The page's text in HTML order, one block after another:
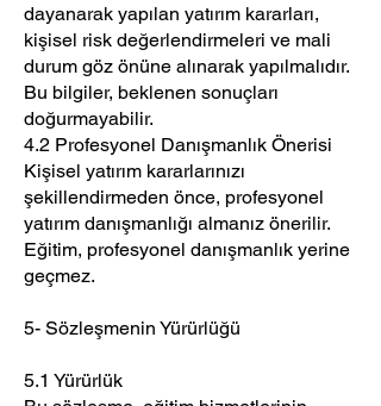
dayanarak yapılan yatırım kararları,
kişisel risk değerlendirmeleri ve mali
durum göz önüne alınarak yapılmalıdır.
Bu bilgiler, beklenen sonuçları
doğurmayabilir.
4.2 Profesyonel Danışmanlık Önerisi
Kişisel yatırım kararlarınızı
şekillendirmeden önce, profesyonel
yatırım danışmanlığı almanız önerilir.
Eğitim, profesyonel danışmanlık yerine
geçmez.
5- Sözleşmenin Yürürlüğü
5.1 Yürürlük